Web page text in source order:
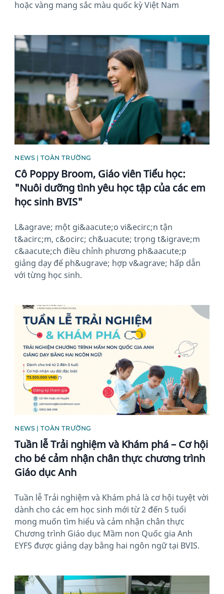
hoặc vàng mang sắc màu quốc kỳ Việt Nam
News image
NEWS | TOÀN TRƯỜNG
Cô Poppy Broom, Giáo viên Tiểu học:
"Nuôi dưỡng tình yêu học tập của các em
học sinh BVIS"
L&agrave; một gi&aacute;o vi&ecirc;n tận
t&acirc;m, c&ocirc; ch&uacute; trọng t&igrave;m
c&aacute;ch điều chỉnh phương ph&aacute;p
giảng dạy để ph&ugrave; hợp v&agrave; hấp dẫn
với từng học sinh.
News image
NEWS | TOÀN TRƯỜNG
Tuần lễ Trải nghiệm và Khám phá – Cơ hội
cho bé cảm nhận chân thực chương trình
Giáo dục Anh
Tuần lễ Trải nghiệm và Khám phá là cơ hội tuyệt vời
dành cho các em học sinh mới từ 2 đến 5 tuổi
mong muốn tìm hiểu và cảm nhận chân thực
Chương trình Giáo dục Mầm non Quốc gia Anh
EYFS được giảng dạy bằng hai ngôn ngữ tại BVIS.
News image